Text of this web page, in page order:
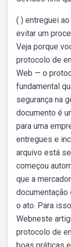
( ) entreguei
evitar um
Veja porque
protocolo de
Web — o
fundamental
segurança na
documento é
para uma
entregues e
arquivo está
começou
que a
o ato. Para
Webneste
protocolo de